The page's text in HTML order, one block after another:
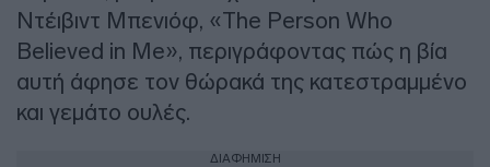
Ντέιβιντ Μπενιόφ, «The Person Who
Believed in Me», περιγράφοντας πώς η βία
αυτή άφησε τον θώρακά της κατεστραμμένο
και γεμάτο ουλές.
ΔΙΑΦΗΜΙΣΗ